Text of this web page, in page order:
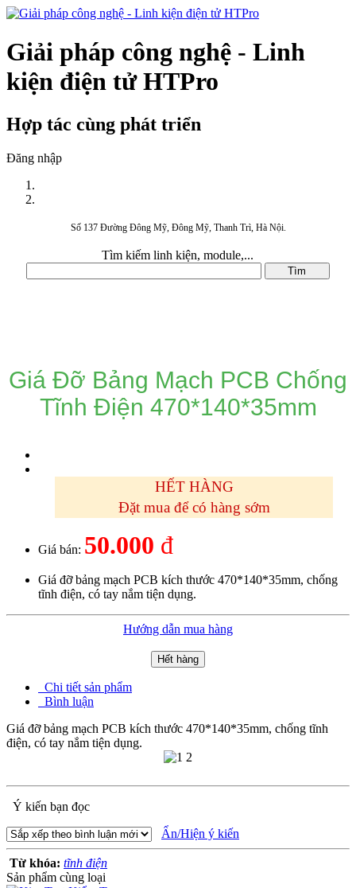
Giải pháp công nghệ - Linh
kiện điện tử HTPro
Hợp tác cùng phát triển
Đăng nhập
Số 137 Đường Đông Mỹ, Đông Mỹ, Thanh Trì, Hà Nội.
Tìm kiếm linh kiện, module,...
Giá Đỡ Bảng Mạch PCB Chống
Tĩnh Điện 470*140*35mm
HẾT HÀNG
Đặt mua để có hàng sớm
Giá bán: 50.000 đ
Giá đỡ bảng mạch PCB kích thước 470*140*35mm, chống
tĩnh điện, có tay nắm tiện dụng.
Hướng dẫn mua hàng
Hết hàng
Chi tiết sản phẩm
Bình luận
Giá đỡ bảng mạch PCB kích thước 470*140*35mm, chống tĩnh
điện, có tay nắm tiện dụng.
Ý kiến bạn đọc
Ẩn/Hiện ý kiến
Từ khóa: tĩnh điện
Sản phẩm cùng loại